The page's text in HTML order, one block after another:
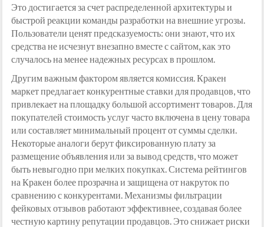
Это достигается за счет распределенной архитектуры и
быстрой реакции команды разработки на внешние угрозы.
Пользователи ценят предсказуемость: они знают, что их
средства не исчезнут внезапно вместе с сайтом, как это
случалось на менее надежных ресурсах в прошлом.
Другим важным фактором является комиссия. Кракен
маркет предлагает конкурентные ставки для продавцов, что
привлекает на площадку большой ассортимент товаров. Для
покупателей стоимость услуг часто включена в цену товара
или составляет минимальный процент от суммы сделки.
Некоторые аналоги берут фиксированную плату за
размещение объявления или за вывод средств, что может
быть невыгодно при мелких покупках. Система рейтингов
на Кракен более прозрачна и защищена от накруток по
сравнению с конкурентами. Механизмы фильтрации
фейковых отзывов работают эффективнее, создавая более
честную картину репутации продавцов. Это снижает риски